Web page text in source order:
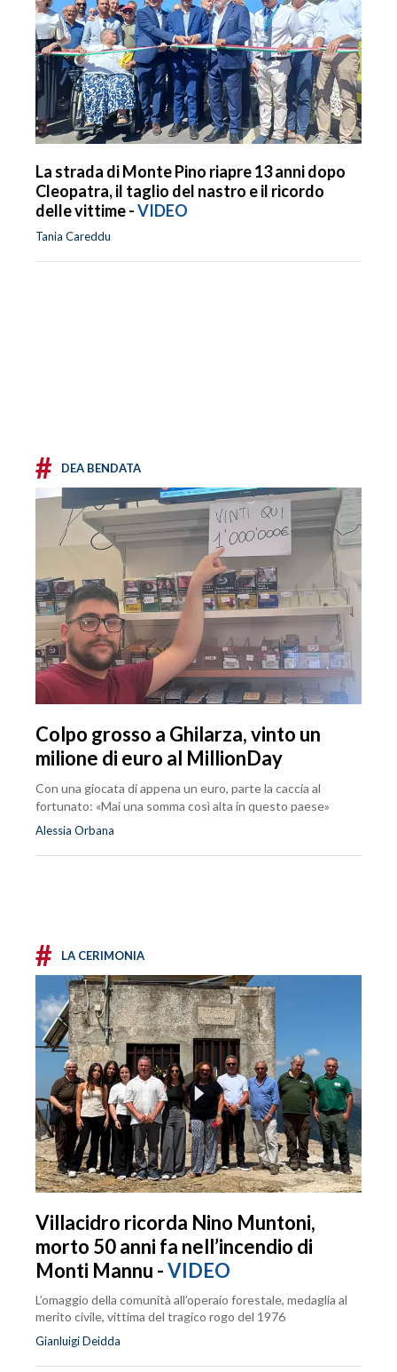
La strada di Monte Pino riapre 13 anni dopo
Cleopatra, il taglio del nastro e il ricordo
delle vittime -VIDEO
Tania Careddu
# DEA BENDATA
Colpo grosso a Ghilarza, vinto un
milione di euro al MillionDay
Con una giocata di appena un euro, parte la caccia al
fortunato: «Mai una somma così alta in questo paese»
Alessia Orbana
# LA CERIMONIA
Villacidro ricorda Nino Muntoni,
morto 50 anni fa nell’incendio di
Monti Mannu -VIDEO
L’omaggio della comunità all’operaio forestale, medaglia al
merito civile, vittima del tragico rogo del 1976
Gianluigi Deidda